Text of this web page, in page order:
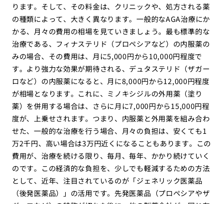
ります。そして、その料金は、クリニックや、処方される薬
の種類によって、大きく異なります。一般的なAGA治療にか
かる、月々の費用の相場を見ていきましょう。最も標準的な
治療である、フィナステリド（プロペシアなど）の内服薬の
みの場合、その費用は、月に5,000円から10,000円程度で
す。より強力な効果が期待される、デュタステリド（ザガー
ロなど）の内服薬になると、月に8,000円から12,000円程度
が相場となります。これに、ミノキシジルの外用薬（塗り
薬）を併用する場合は、さらに月に7,000円から15,000円程
度が、上乗せされます。つまり、内服薬と外用薬を組み合わ
せた、一般的な治療を行う場合、月々の負担は、安くても1
万2千円、高い場合は3万円近くになることもあります。この
費用が、治療を続ける限り、毎月、毎年、かかり続けていく
のです。この経済的な負担を、少しでも軽減するための方法
として、近年、注目されているのが「ジェネリック医薬品
（後発医薬品）」の活用です。先発医薬品（プロペシアやザ